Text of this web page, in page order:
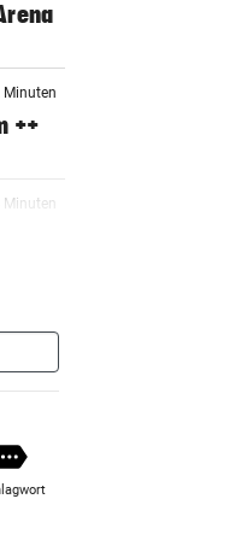
Minuten
++
Minuten
Stunde